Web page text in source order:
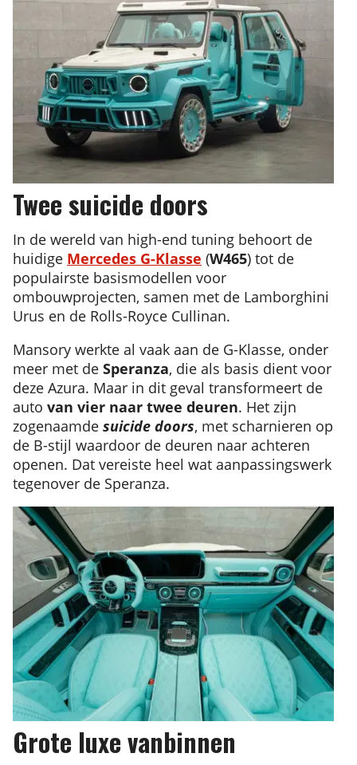
Twee suicide doors
In de wereld van high-end tuning behoort de
huidige Mercedes G-Klasse (W465) tot de
populairste basismodellen voor
ombouwprojecten, samen met de Lamborghini
Urus en de Rolls-Royce Cullinan.
Mansory werkte al vaak aan de G-Klasse, onder
meer met de Speranza, die als basis dient voor
deze Azura. Maar in dit geval transformeert de
auto van vier naar twee deuren. Het zijn
zogenaamde suicide doors, met scharnieren op
de B-stijl waardoor de deuren naar achteren
openen. Dat vereiste heel wat aanpassingswerk
tegenover de Speranza.
Grote luxe vanbinnen